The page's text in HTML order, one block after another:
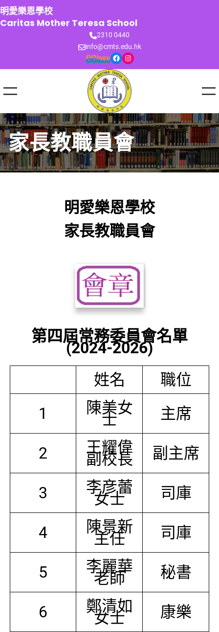
跳
至
主
明愛樂恩學校
Caritas Mother Teresa School
2310 0440
info@cmts.edu.hk
Facebook Instagram
家長教職員會
明愛樂恩學校
家長教職員會
第四屆常務委員會名單
(2024-2026)
姓名
職位
1
陳美女
士 主席
2 王耀偉
副校長 副主席
3 李彦蕾
女士 司庫
4 陳景新
主任 司庫
5 李麗華
老師 秘書
6 鄭清如
女士 康樂